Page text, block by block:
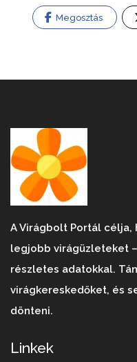
Megosztás
A Virágbolt Portál
legjobb virágüzleteket
részletes adatokkal.
virágkereskedőket, és
dönteni.
Linkek